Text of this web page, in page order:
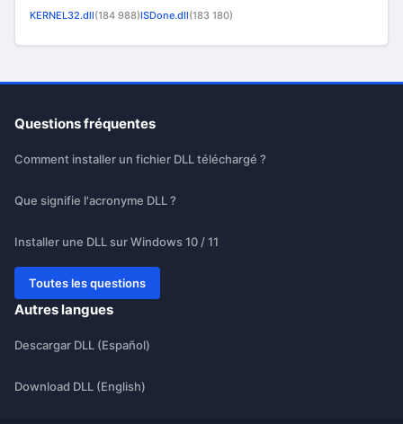
KERNEL32.dll(184 988)ISDone.dll(183 180)
Questions fréquentes
Comment installer un fichier DLL téléchargé ?
Que signifie l'acronyme DLL ?
Installer une DLL sur Windows 10 / 11
Toutes les questions
Autres langues
Descargar DLL (Español)
Download DLL (English)